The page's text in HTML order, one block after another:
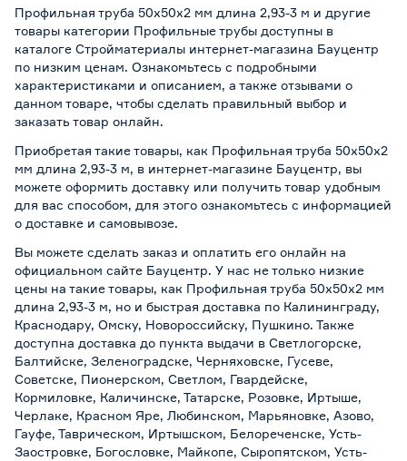
Профильная труба 50x50x2 мм длина 2,93-3 м и другие
товары категории Профильные трубы доступны в
каталоге Стройматериалы интернет-магазина Бауцентр
по низким ценам. Ознакомьтесь с подробными
характеристиками и описанием, а также отзывами о
данном товаре, чтобы сделать правильный выбор и
заказать товар онлайн.
Приобретая такие товары, как Профильная труба 50x50x2
мм длина 2,93-3 м, в интернет-магазине Бауцентр, вы
можете оформить доставку или получить товар удобным
для вас способом, для этого ознакомьтесь с информацией
о доставке и самовывозе.
Вы можете сделать заказ и оплатить его онлайн на
официальном сайте Бауцентр. У нас не только низкие
цены на такие товары, как Профильная труба 50x50x2 мм
длина 2,93-3 м, но и быстрая доставка по Калининграду,
Краснодару, Омску, Новороссийску, Пушкино. Также
доступна доставка до пункта выдачи в Светлогорске,
Балтийске, Зеленоградске, Черняховске, Гусеве,
Советске, Пионерском, Светлом, Гвардейске,
Кормиловке, Каличинске, Татарске, Розовке, Иртыше,
Черлаке, Красном Яре, Любинском, Марьяновке, Азово,
Гауфе, Таврическом, Иртышском, Белореченске, Усть-
Заостровке, Богословке, Майкопе, Сыропятском, Усть-